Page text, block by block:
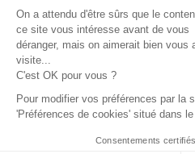
A propos de Phox
Services et garanties
On a attendu d'être sûrs que le
ce site vous intéresse avant de vous
déranger, mais on aimerait bien vous
visite...
C'est OK pour vous ?
Pour modifier vos préférences par la
'Préférences de cookies' situé dans
Consentements